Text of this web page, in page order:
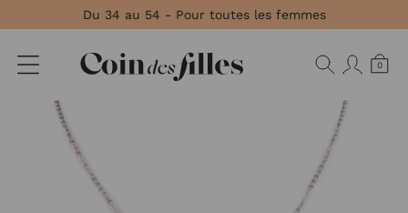
Du 34 au 54 - Pour toutes les femmes
0
Panneau de gestion des cookies